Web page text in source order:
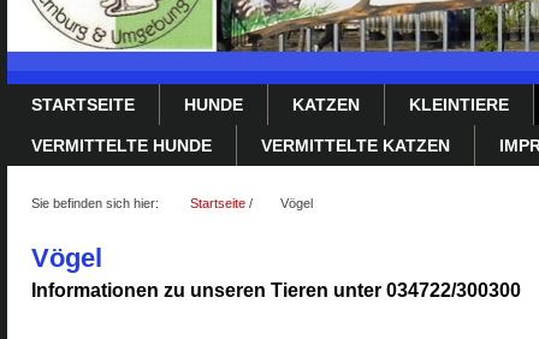
STARTSEITE HUNDE KATZEN KLEINTIERE
VERMITTELTE HUNDE VERMITTELTE KATZEN
Sie befinden sich hier: Startseite / Vögel
Vögel
Informationen zu unseren Tieren unter 034722/300300